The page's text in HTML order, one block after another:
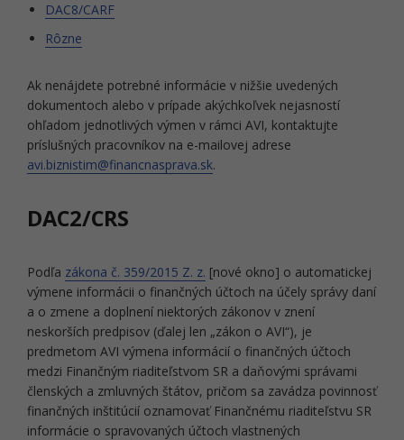
DAC8/CARF
Rôzne
Ak nenájdete potrebné informácie v nižšie uvedených
dokumentoch alebo v prípade akýchkoľvek nejasností
ohľadom jednotlivých výmen v rámci AVI, kontaktujte
príslušných pracovníkov na e-mailovej adrese
avi.biznistim@financnasprava.sk.
DAC2/CRS
Podľa zákona č. 359/2015 Z. z. [nové okno] o automatickej
výmene informácii o finančných účtoch na účely správy daní
a o zmene a doplnení niektorých zákonov v znení
neskorších predpisov (ďalej len „zákon o AVI“), je
predmetom AVI výmena informácií o finančných účtoch
medzi Finančným riaditeľstvom SR a daňovými správami
členských a zmluvných štátov, pričom sa zavádza povinnosť
finančných inštitúcií oznamovať Finančnému riaditeľstvu SR
informácie o spravovaných účtoch vlastnených